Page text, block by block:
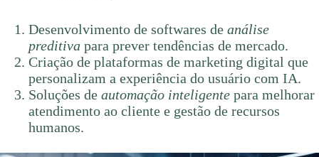
Desenvolvimento de softwares de análise
preditiva para prever tendências de mercado.
Criação de plataformas de marketing digital que
personalizam a experiência do usuário com IA.
Soluções de automação inteligente para melhorar
atendimento ao cliente e gestão de recursos
humanos.